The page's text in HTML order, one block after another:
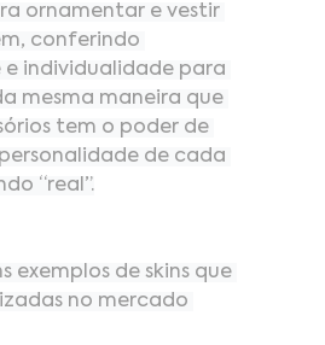
ornamentar e vestir
conferindo
e individualidade para
mesma maneira que
tem o poder de
de cada
“real”.
exemplos de skins que
no mercado